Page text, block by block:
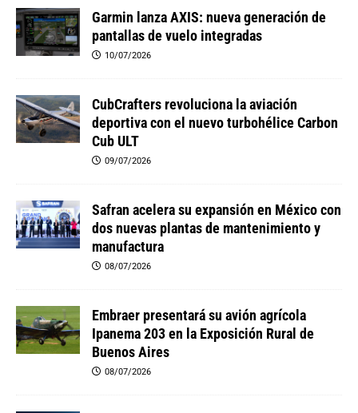
Garmin lanza AXIS: nueva generación de
pantallas de vuelo integradas
10/07/2026
CubCrafters revoluciona la aviación
deportiva con el nuevo turbohélice Carbon
Cub ULT
09/07/2026
Safran acelera su expansión en México con
dos nuevas plantas de mantenimiento y
manufactura
08/07/2026
Embraer presentará su avión agrícola
Ipanema 203 en la Exposición Rural de
Buenos Aires
08/07/2026